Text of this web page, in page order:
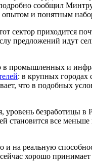
подробно сообщил
опытом и понятным
сектор приходится
предложений идут
в промышленных и
: в крупных городах
что в подобных
безработицы в
становится все меньше
на реальную
хорошо принимает